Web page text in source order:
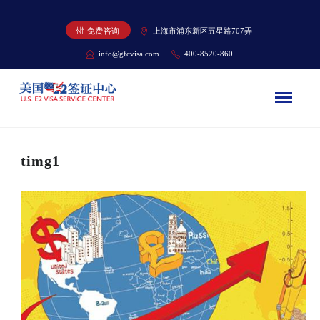
免费咨询 上海市浦东新区五星路707弄
info@gfcvisa.com 400-8520-860
timg1